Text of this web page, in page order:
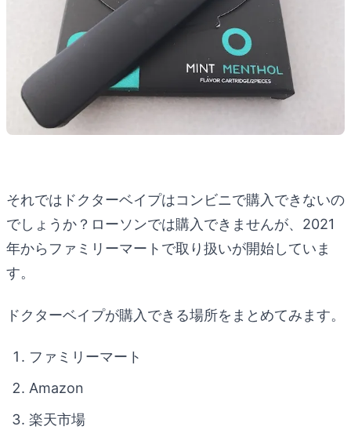
それではドクターベイプはコンビニで購入できないの
でしょうか？ローソンでは購入できませんが、2021
年からファミリーマートで取り扱いが開始していま
す。
ドクターベイプが購入できる場所をまとめてみます。
ファミリーマート
Amazon
楽天市場